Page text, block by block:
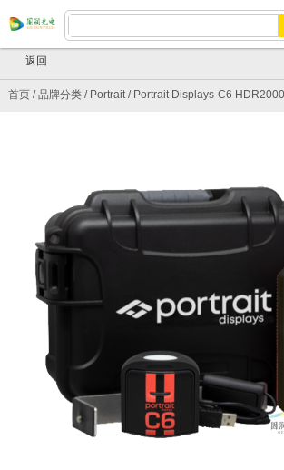
首页/品牌分类/ Portrait/ Portrait Displays-C6
返回